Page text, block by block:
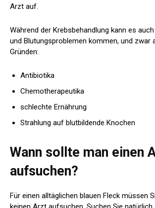
Arzt auf.
Während der Krebsbehandlung kann es
und Blutungsproblemen kommen, und zwar
Gründen:
Antibiotika
Chemotherapeutika
schlechte Ernährung
Strahlung auf blutbildende Knochen
Wann sollte man einen
aufsuchen?
Für einen alltäglichen blauen Fleck müssen